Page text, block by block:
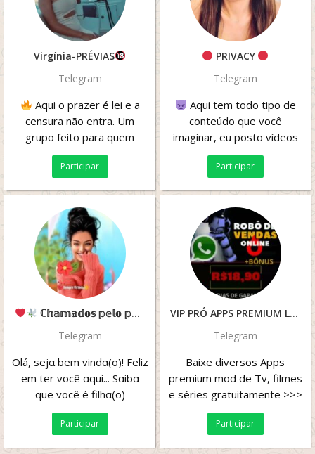
Virgínia-PRÉVIAS
Telegram
Aqui o prazer é lei e a
censura não entra. Um
grupo feito para quem
busca desejo, sedução e
conteúdo adulto...
Participar
PRIVACY
Telegram
Aqui tem todo tipo de
conteúdo que você
imaginar, eu posto vídeos
gozando, transando com
homens, fazendo anal,...
Participar
ℂ𝕙𝕒𝕞𝕒𝕕𝕠𝕤 𝕡𝕖𝕝𝕠 𝕡𝕒𝕚
(C&E)
Telegram
Olá, sejα bem vindα(o)! Feliz
em ter você αqui... Sαibα
que você é filhα(o)
αmαdα(o) de Deus.
“Estamos...
Participar
VIP PRÓ APPS PREMIUM LIBERADO FREE
Telegram
Baixe diversos Apps
premium mod de Tv, filmes
e séries gratuitamente >>>
Participar